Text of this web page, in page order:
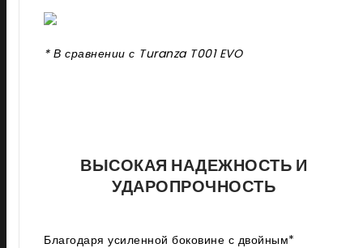
* В сравнении с Turanza T001 EVO
ВЫСОКАЯ НАДЕЖНОСТЬ И
УДАРОПРОЧНОСТЬ
Благодаря усиленной боковине с двойным*